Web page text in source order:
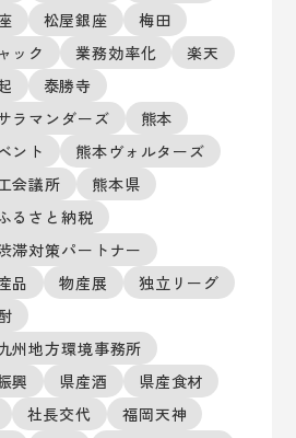
松屋銀座
梅田
ック
業務効率化
楽天
泰勝寺
ラマンダーズ
熊本
ント
熊本ヴォルターズ
会議所
熊本県
るさと納税
滞対策パートナー
品
物産展
独立リーグ
州地方環境事務所
興
県産酒
県産食材
社長交代
福岡天神